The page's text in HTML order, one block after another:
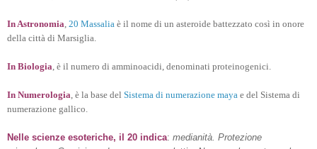
In Astronomia 20 Massalia è il nome di un asteroide battezzato così in onore
della città di Marsiglia.
In Biologia , è il numero di amminoacidi, denominati proteinogenici.
In Numerologia , è la base del Sistema di numerazione maya e del Sistema di
numerazione gallico.
Nelle scienze esoteriche, il 20 indica: medianità. Protezione